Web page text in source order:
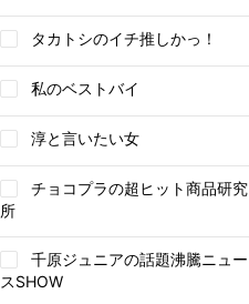
タカトシのイチ推しかっ！
私のベストバイ
淳と言いたい女
チョコプラの超ヒット商品研究
所
千原ジュニアの話題沸騰ニュー
スSHOW